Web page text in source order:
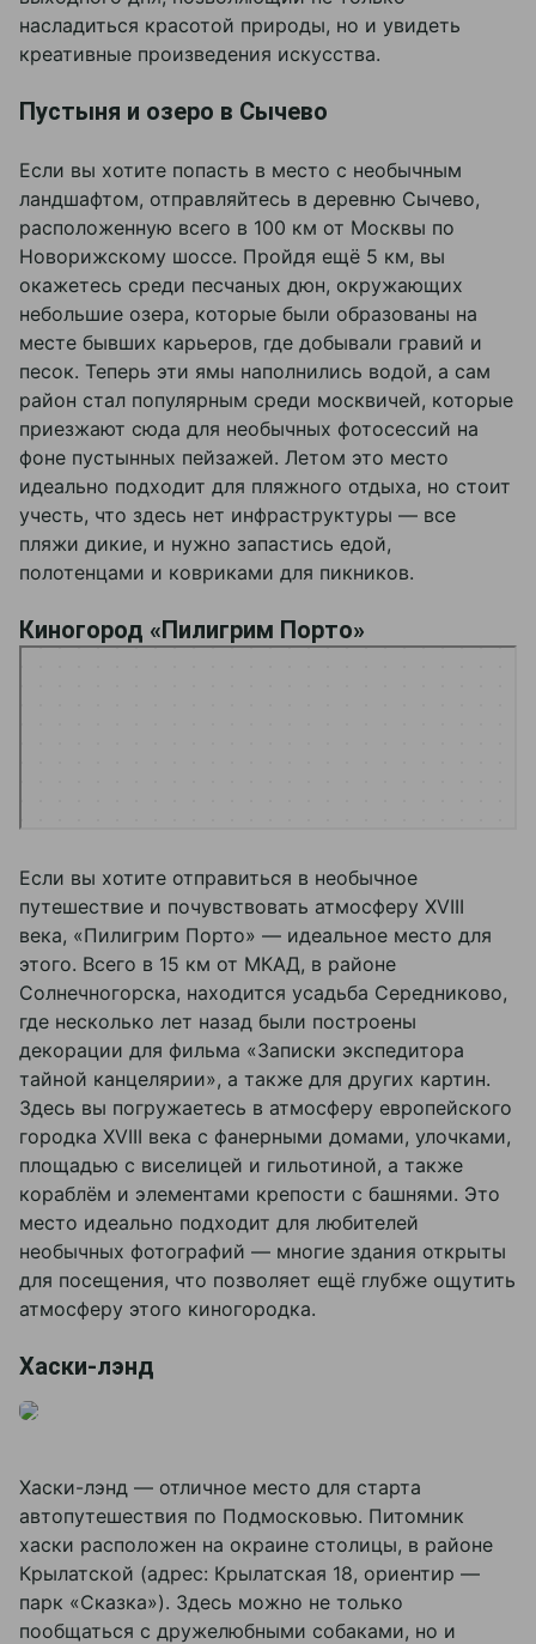
насладиться красотой природы, но и увидеть
креативные произведения искусства.
Пустыня и озеро в Сычево
Если вы хотите попасть в место с необычным
ландшафтом, отправляйтесь в деревню Сычево,
расположенную всего в 100 км от Москвы по
Новорижскому шоссе. Пройдя ещё 5 км, вы
окажетесь среди песчаных дюн, окружающих
небольшие озера, которые были образованы на
месте бывших карьеров, где добывали гравий и
песок. Теперь эти ямы наполнились водой, а сам
район стал популярным среди москвичей, которые
приезжают сюда для необычных фотосессий на
фоне пустынных пейзажей. Летом это место
идеально подходит для пляжного отдыха, но стоит
учесть, что здесь нет инфраструктуры — все
пляжи дикие, и нужно запастись едой,
полотенцами и ковриками для пикников.
Киногород «Пилигрим Порто»
Яндекс Карты
Если вы хотите отправиться в необычное
путешествие и почувствовать атмосферу XVIII
века, «Пилигрим Порто» — идеальное место для
этого. Всего в 15 км от МКАД, в районе
Солнечногорска, находится усадьба Середниково,
где несколько лет назад были построены
декорации для фильма «Записки экспедитора
тайной канцелярии», а также для других картин.
Здесь вы погружаетесь в атмосферу европейского
городка XVIII века с фанерными домами, улочками,
площадью с виселицей и гильотиной, а также
кораблём и элементами крепости с башнями. Это
место идеально подходит для любителей
необычных фотографий — многие здания открыты
для посещения, что позволяет ещё глубже ощутить
атмосферу этого киногородка.
Хаски-лэнд
Хаски-лэнд — отличное место для старта
автопутешествия по Подмосковью. Питомник
хаски расположен на окраине столицы, в районе
Крылатской (адрес: Крылатская 18, ориентир —
парк «Сказка»). Здесь можно не только
пообщаться с дружелюбными собаками, но и